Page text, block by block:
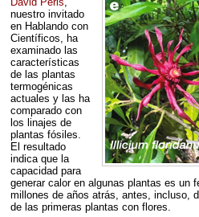
nuestro invitado
en Hablando con
Científicos, ha
examinado las
características
de las plantas
termogénicas
actuales y las ha
comparado con
los linajes de
plantas fósiles.
El resultado
indica que la
capacidad para
generar calor en algunas plantas es un
millones de años atrás, antes, incluso,
de las primeras plantas con flores.